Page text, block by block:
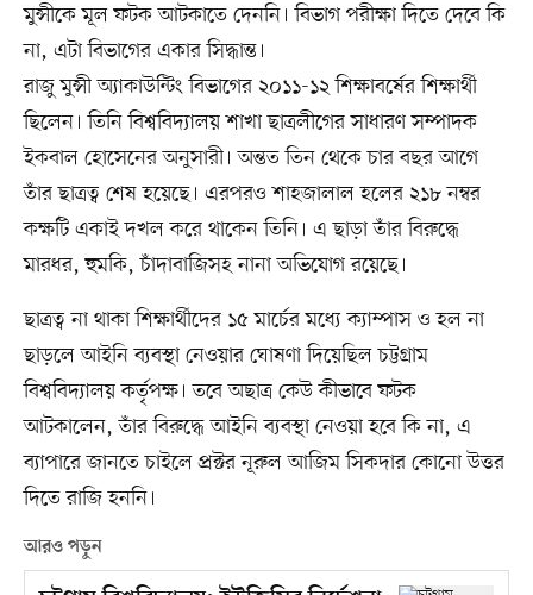
মুন্সীকে মূল ফটক আটকাতে দেননি। বিভাগ পরীক্ষা দিতে দেবে কি
না, এটা বিভাগের একার সিদ্ধান্ত।
রাজু মুন্সী অ্যাকাউন্টিং বিভাগের ২০১১-১২ শিক্ষাবর্ষের শিক্ষার্থী
ছিলেন। তিনি বিশ্ববিদ্যালয় শাখা ছাত্রলীগের সাধারণ সম্পাদক
ইকবাল হোসেনের অনুসারী। অন্তত তিন থেকে চার বছর আগে
তাঁর ছাত্রত্ব শেষ হয়েছে। এরপরও শাহজালাল হলের ২১৮ নম্বর
কক্ষটি একাই দখল করে থাকেন তিনি। এ ছাড়া তাঁর বিরুদ্ধে
মারধর, হুমকি, চাঁদাবাজিসহ নানা অভিযোগ রয়েছে।
ছাত্রত্ব না থাকা শিক্ষার্থীদের ১৫ মার্চের মধ্যে ক্যাম্পাস ও হল না
ছাড়লে আইনি ব্যবস্থা নেওয়ার ঘোষণা দিয়েছিল চট্টগ্রাম
বিশ্ববিদ্যালয় কর্তৃপক্ষ। তবে অছাত্র কেউ কীভাবে ফটক
আটকালেন, তাঁর বিরুদ্ধে আইনি ব্যবস্থা নেওয়া হবে কি না, এ
ব্যাপারে জানতে চাইলে প্রক্টর নূরুল আজিম সিকদার কোনো উত্তর
দিতে রাজি হননি।
আরও পড়ুন